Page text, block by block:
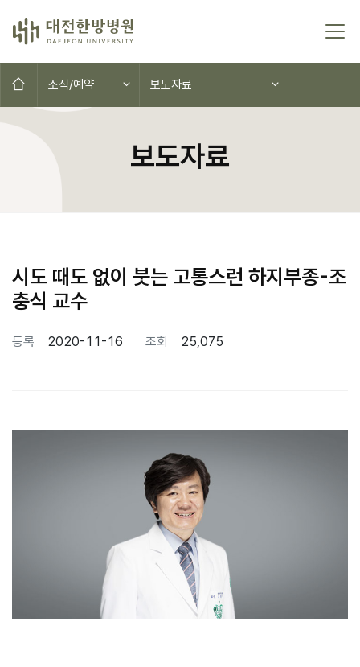
본문 바로가기
홈으로소식/예약 보도자료
보도자료
시도 때도 없이 붓는 고통스런 하지부종-조
충식 교수
등록 2020-11-16 조회 25,075